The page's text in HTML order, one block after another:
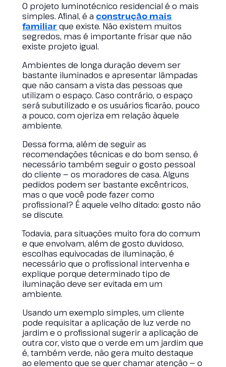
O projeto luminotécnico residencial é o mais
simples. Afinal, é a construção mais
familiar que existe. Não existem muitos
segredos, mas é importante frisar que não
existe projeto igual.
Ambientes de longa duração devem ser
bastante iluminados e apresentar lâmpadas
que não cansam a vista das pessoas que
utilizam o espaço. Caso contrário, o espaço
será subutilizado e os usuários ficarão, pouco
a pouco, com ojeriza em relação àquele
ambiente.
Dessa forma, além de seguir as
recomendações técnicas e do bom senso, é
necessário também seguir o gosto pessoal
do cliente — os moradores de casa. Alguns
pedidos podem ser bastante excêntricos,
mas o que você pode fazer como
profissional? É aquele velho ditado: gosto não
se discute.
Todavia, para situações muito fora do comum
e que envolvam, além de gosto duvidoso,
escolhas equivocadas de iluminação, é
necessário que o profissional intervenha e
explique porque determinado tipo de
iluminação deve ser evitada em um
ambiente.
Usando um exemplo simples, um cliente
pode requisitar a aplicação de luz verde no
jardim e o profissional sugerir a aplicação de
outra cor, visto que o verde em um jardim que
é, também verde, não gera muito destaque
ao elemento que se quer chamar atenção — o